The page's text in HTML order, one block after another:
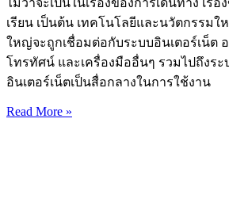
ไม่ว่าจะเป็นในเรื่องของการเดินทาง เรื่
เรียน เป็นต้น เทคโนโลยีและนวัตกรรม
ใหญ่จะถูกเชื่อมต่อกับระบบอินเตอร์เน็ต
โทรทัศน์ และเครื่องมืออื่นๆ รวมไปถึงระ
อินเตอร์เน็ตเป็นสื่อกลางในการใช้งาน
Read More »